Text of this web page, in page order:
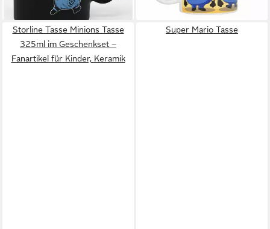
lieferbar - in 5-6 Werktagen bei dir
Storline Tasse Minions Tasse
325ml im Geschenkset –
Fanartikel für Kinder, Keramik
Super Mario Tasse